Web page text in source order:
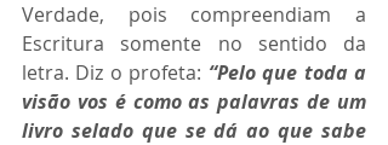
Verdade, pois compreendiam a
Escritura somente no sentido da
letra. Diz o profeta: “Pelo que toda a
visão vos é como as palavras de um
livro selado que se dá ao que sabe